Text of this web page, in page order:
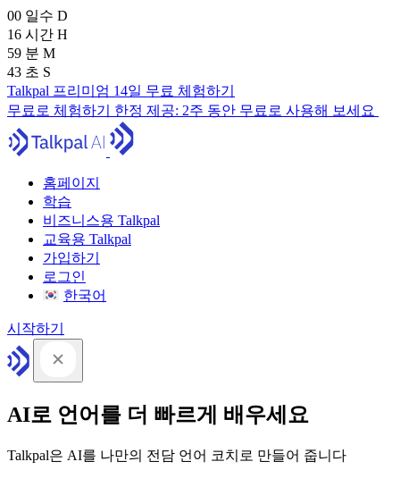
00 일수 D
16 시간 H
59 분 M
41 초 S
Talkpal 프리미엄 14일 무료 체험하기
무료로 체험하기 한정 제공: 2주 동안 무료로 사용해 보세요
홈페이지
학습
비즈니스용 Talkpal
교육용 Talkpal
가입하기
로그인
한국어
시작하기
AI로 언어를 더 빠르게 배우세요
Talkpal은 AI를 나만의 전담 언어 코치로 만들어 줍니다